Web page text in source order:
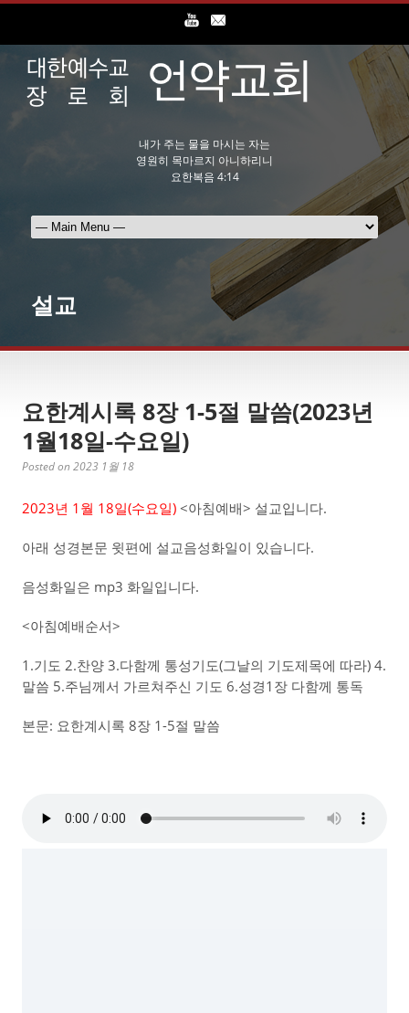
내가 주는 물을 마시는 자는
영원히 목마르지 아니하리니
요한복음 4:14
설교
요한계시록 8장 1-5절 말씀(2023년
1월18일-수요일)
Posted on 2023 1월 18
2023년 1월 18일(수요일) <아침예배> 설교입니다.
아래 성경본문 윗편에 설교음성화일이 있습니다.
음성화일은 mp3 화일입니다.
<아침예배순서>
1.기도 2.찬양 3.다함께 통성기도(그날의 기도제목에 따라) 4.
말씀 5.주님께서 가르쳐주신 기도 6.성경1장 다함께 통독
본문: 요한계시록 8장 1-5절 말씀